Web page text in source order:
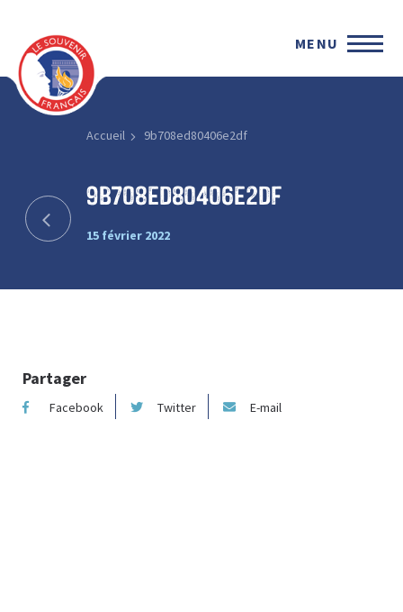
MENU
Accueil 9b708ed80406e2df
9b708ed80406e2df
15 février 2022
Partager
Facebook Twitter E-mail